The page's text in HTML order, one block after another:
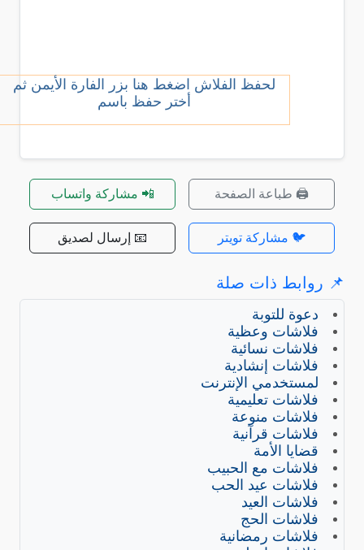
لحفظ الفلاش اضغط هنا بزر الفارة الأيمن ثم
أختر حفظ باسم
🖨️ طباعة الصفحة 📲 مشاركة واتساب
🐦 مشاركة تويتر 📧 إرسال لصديق
ذات صلة
دعوة للتوبة
فلاشات وعظية
فلاشات نسائية
فلاشات إنشادية
لمستخدمي الإنترنت
فلاشات تعليمية
فلاشات منوعة
فلاشات قرآنية
قضايا الأمة
فلاشات مع الحبيب
فلاشات عيد الحب
فلاشات العيد
فلاشات الحج
فلاشات رمضانية